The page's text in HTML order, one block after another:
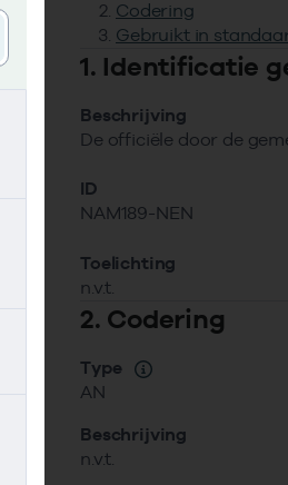
Codering
Gebruikt in
1. Identificatie
Beschrijving
De officiële door de
ID
NAM189-NEN
Toelichting
n.v.t.
2. Codering
Type
AN
Beschrijving
n.v.t.